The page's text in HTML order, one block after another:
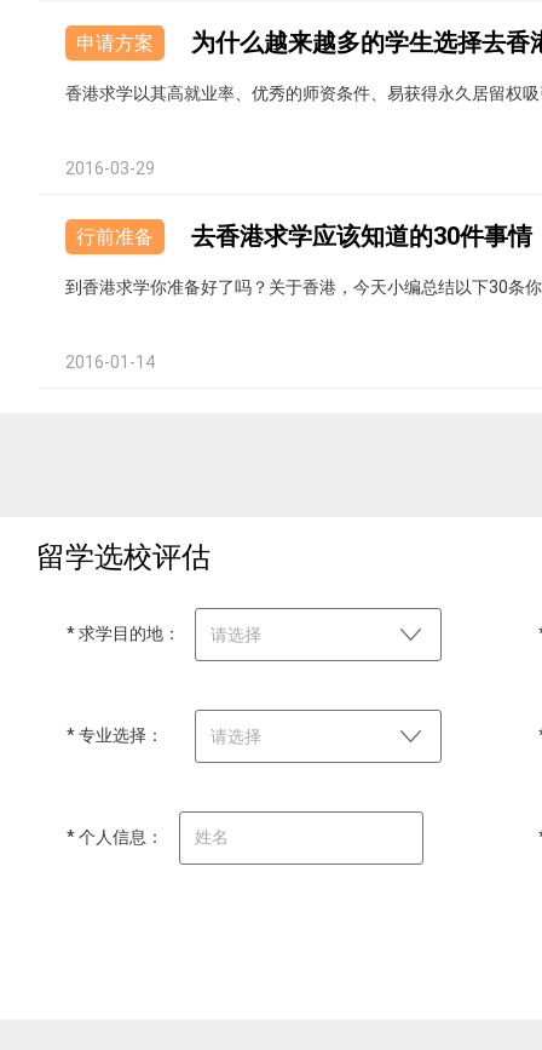
申请方案 为什么越来越多的学生选择去香
香港求学以其高就业率、优秀的师资条件、易获得永久居留权
2016-03-29
行前准备 去香港求学应该知道的30件事情
到香港求学你准备好了吗？关于香港，今天小编总结以下30条
2016-01-14
留学选校评估
* 求学目的地： 请选择
* 专业选择： 请选择
* 个人信息：